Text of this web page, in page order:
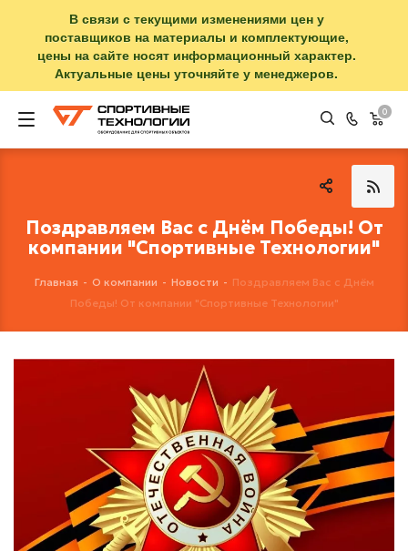
В связи с текущими изменениями цен у
поставщиков на материалы и комплектующие,
цены на сайте носят информационный характер.
Актуальные цены уточняйте у менеджеров.
0
Поздравляем Вас с Днём Победы! От
компании "Спортивные Технологии"
Главная - О компании - Новости - Поздравляем Вас с Днём
Победы! От компании "Спортивные Технологии"